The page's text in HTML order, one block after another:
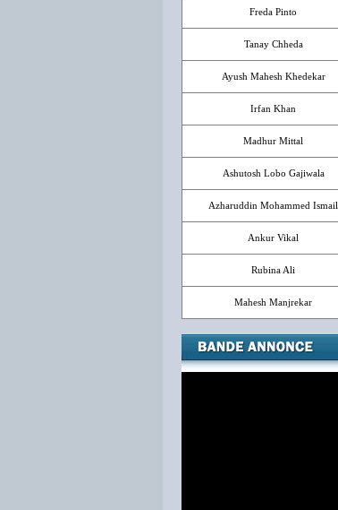
Freda Pinto
Tanay Chheda
Ayush Mahesh Khedekar
Irfan Khan
Madhur Mittal
Ashutosh Lobo Gajiwala
Azharuddin Mohammed Ismail
Ankur Vikal
Rubina Ali
Mahesh Manjrekar